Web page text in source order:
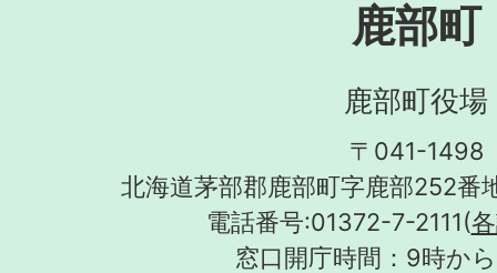
鹿部町
鹿部町役場
〒041-1498
北海道茅部郡鹿部町字鹿部252番
電話番号:01372-7-2111(
窓口開庁時間：9時か